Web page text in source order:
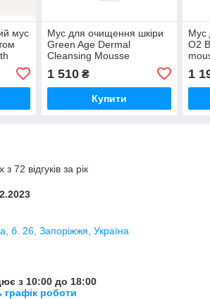
мус
Мус для очищення шкіри
Green Age Dermal
Cleansing Mousse
1 510₴
Купити
Мус
O2
1
72 відгуків за рік
б. 26, Запоріжжя, Україна
з 10:00 до 18:00
графік роботи